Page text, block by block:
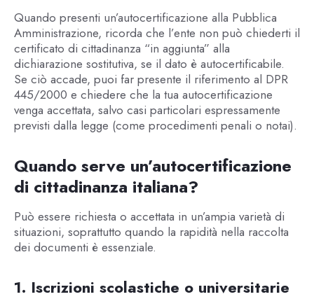
Quando presenti un’autocertificazione alla Pubblica
Amministrazione, ricorda che l’ente non può chiederti il
certificato di cittadinanza “in aggiunta” alla
dichiarazione sostitutiva, se il dato è autocertificabile.
Se ciò accade, puoi far presente il riferimento al DPR
445/2000 e chiedere che la tua autocertificazione
venga accettata, salvo casi particolari espressamente
previsti dalla legge (come procedimenti penali o notai).
Quando serve un’autocertificazione
di cittadinanza italiana?
Può essere richiesta o accettata in un’ampia varietà di
situazioni, soprattutto quando la rapidità nella raccolta
dei documenti è essenziale.
1. Iscrizioni scolastiche o universitarie